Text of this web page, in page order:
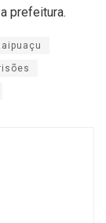
prefeitura.